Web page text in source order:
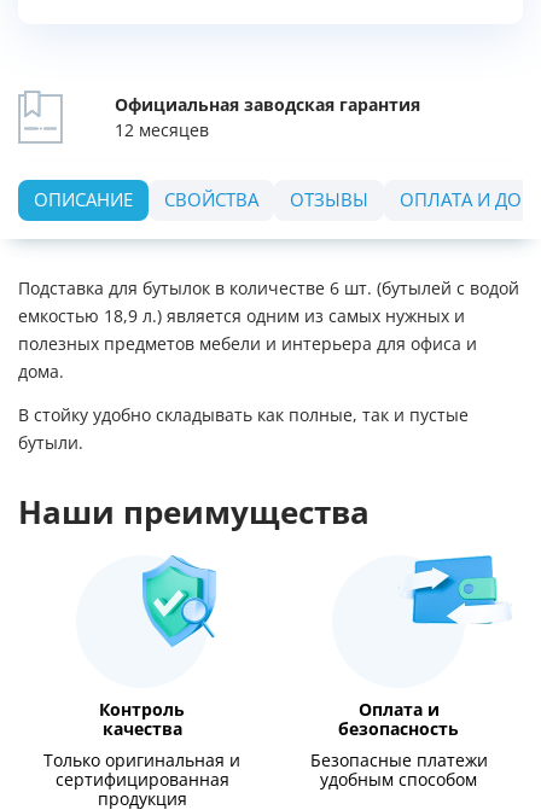
Официальная заводская гарантия
12 месяцев
ОПИСАНИЕ СВОЙСТВА ОТЗЫВЫ ОПЛАТА И
Подставка для бутылок в количестве 6 шт. (бутылей с водой
емкостью 18,9 л.) является одним из самых нужных и
полезных предметов мебели и интерьера для офиса и
дома.
В стойку удобно складывать как полные, так и пустые
бутыли.
Наши преимущества
Контроль
качества
Только оригинальная и
сертифицированная
продукция
Оплата и
безопасность
Безопасные платежи
удобным способом